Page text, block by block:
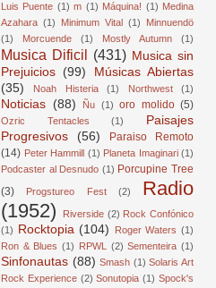
Luis Puente (1) m (1) Máquina! (1) Medina
Azahara (1) Minimum Vital (1)
Minnuendö
(1)
Morcuende (1) Mostly Autumn (1)
Musica Dificil (431) Musica sin
Prejuicios (99)
Músicas Abiertas
(35)
Noah Histeria (1) Northwest (1)
Noticias (88) Ñu (1) oro molido (5)
Ozric Tentacles (1)
Paisajes
Progresivos
(56)
Paraiso Remoto
(14) Peter Hammill (1) Planeta Imaginari (1)
Podcaster al Desnudo (1) Porcupine Tree
(3)
Progstureo Fest (2)
Radio
(1952)
Riverside (2) Rock Confónico
(1)
Rocktopia (104) Roger Waters (1)
Ron & Blues (1) RPWL (2) Sementeira (1)
Sinfonautas (88) Smash (1) Solaris Art
Rock Experience (2) Sonutopia (1) Spock's